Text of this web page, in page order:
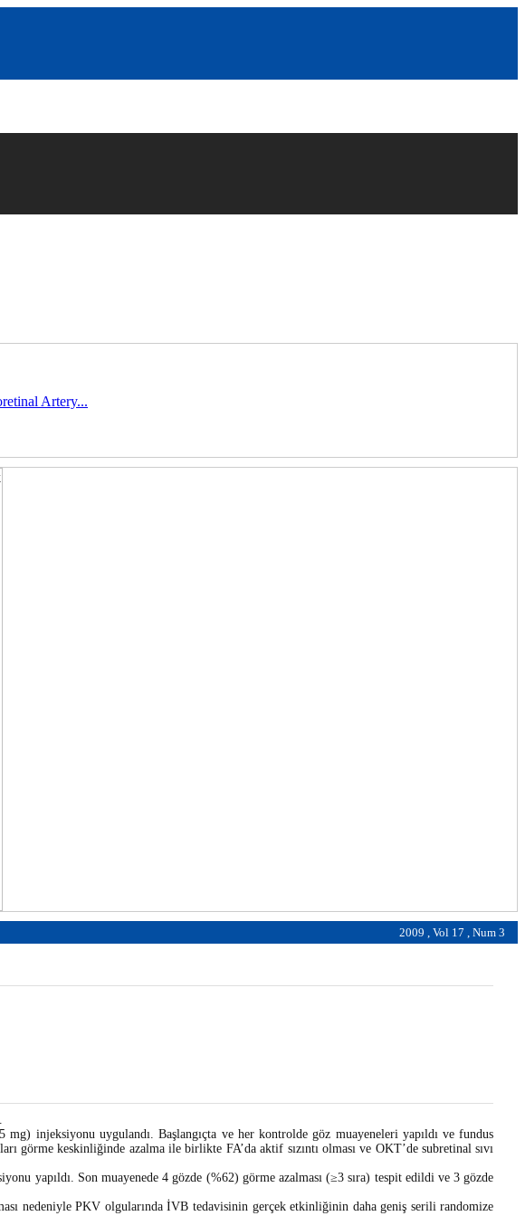
Artery...
2009 , Vol 17 , Num 3
injeksiyonu uygulandı. Başlangıçta ve her kontrolde göz muayeneleri yapıldı ve fundus
keskinliğinde azalma ile birlikte FA’da aktif sızıntı olması ve OKT’de subretinal sıvı
yapıldı. Son muayenede 4 gözde (%62) görme azalması (≥3 sıra) tespit edildi ve 3 gözde
nedeniyle PKV olgularında İVB tedavisinin gerçek etkinliğinin daha geniş serili randomize